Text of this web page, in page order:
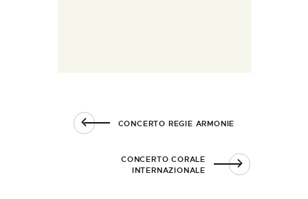
CONCERTO REGIE ARMONIE
CONCERTO CORALE
INTERNAZIONALE